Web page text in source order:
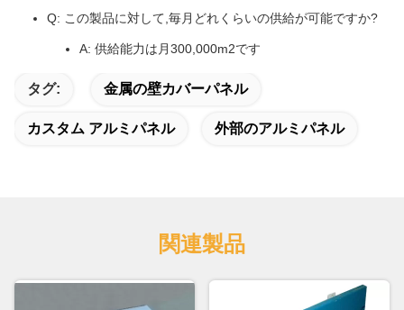
Q: この製品に対して,毎月どれくらいの供給が可能ですか?
A: 供給能力は月300,000m2です
タグ: 金属の壁カバーパネル
カスタム アルミパネル 外部のアルミパネル
関連製品